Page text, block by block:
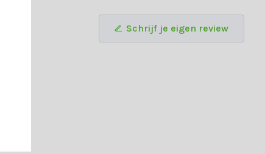
Schrijf je eigen review